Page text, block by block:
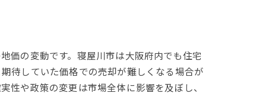
価の変動です。寝屋川市は大阪府内でも住宅
待していた価格での売却が難しくなる場合が
性や政策の変更は市場全体に影響を及ぼし、